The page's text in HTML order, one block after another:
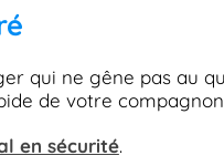
qui ne gêne pas au
de votre
en sécurité.